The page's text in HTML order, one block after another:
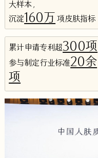
大样本，
沉淀160万 项皮肤指标
累计申请专利超300项
参与制定行业标准20余
项